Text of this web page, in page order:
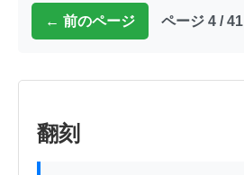
← 前のページ ページ 4 / 41
翻刻